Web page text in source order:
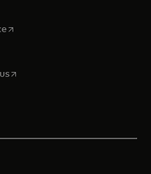
opens in a new tab
new tab
opens in a new tab
in a new tab